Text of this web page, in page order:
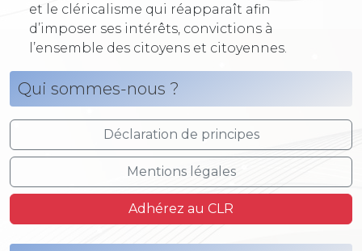
et le cléricalisme qui réapparaît afin
d’imposer ses intérêts, convictions à
l’ensemble des citoyens et citoyennes.
Qui sommes-nous ?
Déclaration de principes
Mentions légales
Adhérez au CLR